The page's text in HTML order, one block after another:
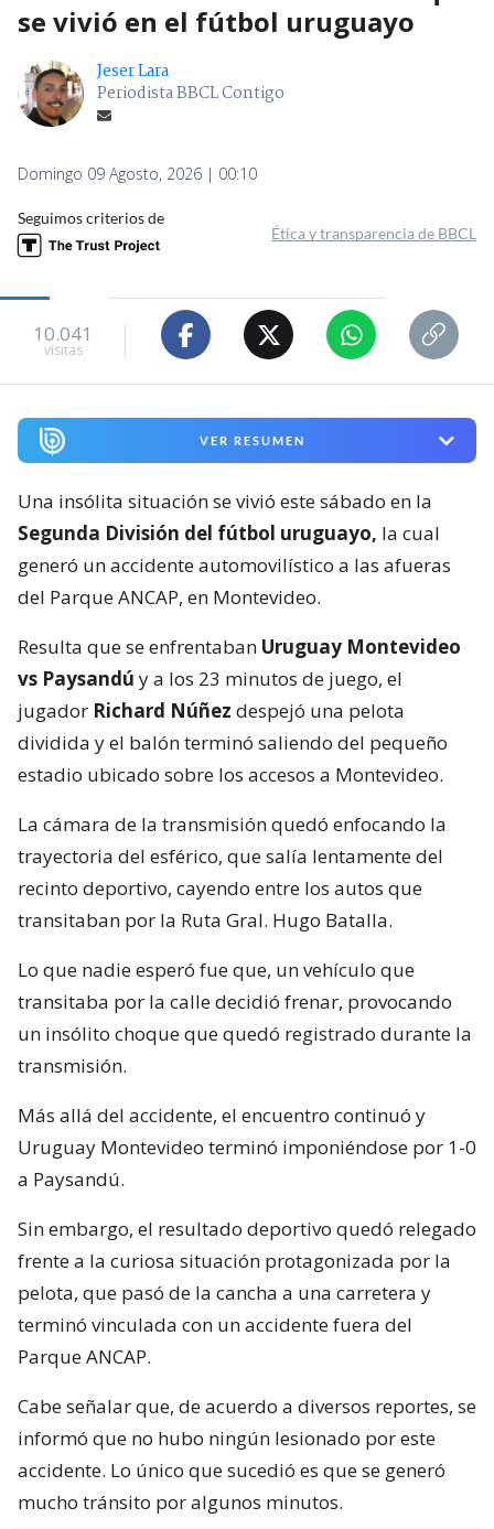
se vivió en el fútbol uruguayo
Jeser Lara
Periodista BBCL Contigo
Domingo 09 Agosto, 2026 | 00:10
Seguimos criterios de
Ética y transparencia de BBCL
10.041
visitas
VER RESUMEN
Una insólita situación se vivió este sábado en la
Segunda División del fútbol uruguayo, la cual
generó un accidente automovilístico a las afueras
del Parque ANCAP, en Montevideo.
Resulta que se enfrentaban Uruguay Montevideo
vs Paysandú y a los 23 minutos de juego, el
jugador Richard Núñez despejó una pelota
dividida y el balón terminó saliendo del pequeño
estadio ubicado sobre los accesos a Montevideo.
La cámara de la transmisión quedó enfocando la
trayectoria del esférico, que salía lentamente del
recinto deportivo, cayendo entre los autos que
transitaban por la Ruta Gral. Hugo Batalla.
Lo que nadie esperó fue que, un vehículo que
transitaba por la calle decidió frenar, provocando
un insólito choque que quedó registrado durante la
transmisión.
Más allá del accidente, el encuentro continuó y
Uruguay Montevideo terminó imponiéndose por 1-0
a Paysandú.
Sin embargo, el resultado deportivo quedó relegado
frente a la curiosa situación protagonizada por la
pelota, que pasó de la cancha a una carretera y
terminó vinculada con un accidente fuera del
Parque ANCAP.
Cabe señalar que, de acuerdo a diversos reportes, se
informó que no hubo ningún lesionado por este
accidente. Lo único que sucedió es que se generó
mucho tránsito por algunos minutos.